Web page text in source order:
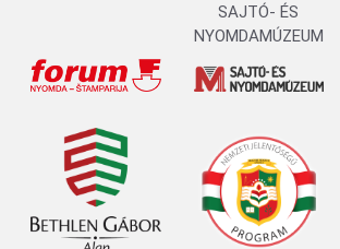
SAJTÓ- ÉS
NYOMDAMÚZEUM